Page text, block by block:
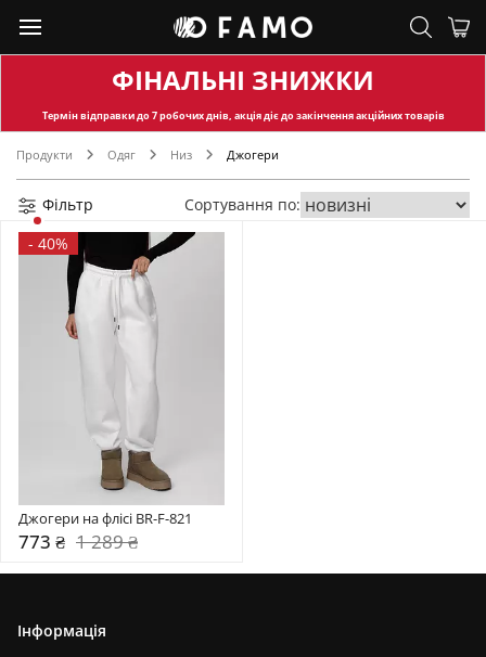
ФІНАЛЬНІ ЗНИЖКИ
Термін відправкидо 7 робочих днів, акція діє до закінчення акційних товарів
Продукти Одяг Низ Джогери
Фільтр
Сортування по:
- 40%
Джогери на флісі BR-F-821
773 ₴ 1 289 ₴
Інформація